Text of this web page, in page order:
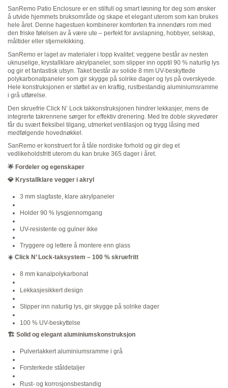
SanRemo Patio Enclosure er en stilfull og smart løsning for deg som ønsker
å utvide hjemmets bruksområde og skape et elegant uterom som kan brukes
hele året. Denne hagestuen kombinerer komforten fra innendørs rom med
den friske følelsen av å være ute – perfekt for avslapning, hobbyer, selskap,
måltider eller stjernekikking.
SanRemo er laget av materialer i topp kvalitet: veggene består av nesten
uknuselige, krystallklare akrylpaneler, som slipper inn opptil 90 % naturlig lys
og gir et fantastisk utsyn. Taket består av solide 8 mm UV-beskyttede
polykarbonatpaneler som gir skygge på solrike dager og lys på overskyede.
Hele konstruksjonen er støttet av en kraftig, rustbestandig aluminiumsramme
i grå utførelse.
Den skruefrie Click N’ Lock takkonstruksjonen hindrer lekkasjer, mens de
integrerte takrennene sørger for effektiv drenering. Med tre doble skyvedører
får du svært fleksibel tilgang, utmerket ventilasjon og trygg låsing med
medfølgende hovednøkkel.
SanRemo er konstruert for å tåle nordiske forhold og gir deg et
vedlikeholdsfritt uterom du kan bruke 365 dager i året.
🌟 Fordeler og egenskaper
💎 Krystallklare vegger i akryl
3 mm slagfaste, klare akrylpaneler
Holder 90 % lysgjennomgang
UV-resistente og gulner ikke
Tryggere og lettere å montere enn glass
☀️ Click N’ Lock-taksystem – 100 % skruefritt
8 mm kanalpolykarbonat
Lekkasjesikkert design
Slipper inn naturlig lys, gir skygge på solrike dager
100 % UV-beskyttelse
🏗️ Solid og elegant aluminiumskonstruksjon
Pulverlakkert aluminiumsramme i grå
Forsterkede ståldetaljer
Rust- og korrosjonsbestandig